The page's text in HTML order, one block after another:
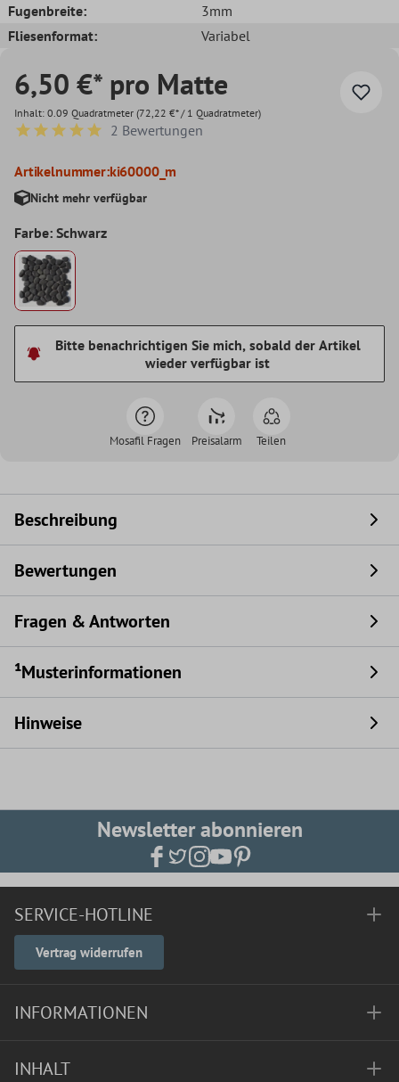
Fugenbreite:
3mm
Fliesenformat:
Variabel
6,50 €* pro Matte
Inhalt: 0.09 Quadratmeter (72,22 €* / 1 Quadratmeter)
Durchschnittliche Bewertung von 5 von 5 Sternen
2 Bewertungen
Artikelnummer:ki60000_m
Nicht mehr verfügbar
Farbe: Schwarz
Bitte benachrichtigen Sie mich, sobald der Artikel
wieder verfügbar ist
Mosafil Fragen Preisalarm Teilen
Beschreibung
Bewertungen
Fragen & Antworten
¹Musterinformationen
Hinweise
Newsletter abonnieren
SERVICE-HOTLINE
Vertrag widerrufen
INFORMATIONEN
INHALT